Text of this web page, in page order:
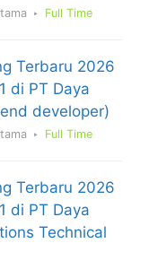
Full Time
Terbaru 2026
di PT Daya
developer)
Full Time
Terbaru 2026
di PT Daya
Technical